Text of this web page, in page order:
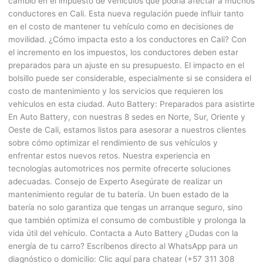
conductores en Cali. Esta nueva regulación puede influir tanto
en el costo de mantener tu vehículo como en decisiones de
movilidad. ¿Cómo impacta esto a los conductores en Cali? Con
el incremento en los impuestos, los conductores deben estar
preparados para un ajuste en su presupuesto. El impacto en el
bolsillo puede ser considerable, especialmente si se considera el
costo de mantenimiento y los servicios que requieren los
vehículos en esta ciudad. Auto Battery: Preparados para asistirte
En Auto Battery, con nuestras 8 sedes en Norte, Sur, Oriente y
Oeste de Cali, estamos listos para asesorar a nuestros clientes
sobre cómo optimizar el rendimiento de sus vehículos y
enfrentar estos nuevos retos. Nuestra experiencia en
tecnologías automotrices nos permite ofrecerte soluciones
adecuadas. Consejo de Experto Asegúrate de realizar un
mantenimiento regular de tu batería. Un buen estado de la
batería no solo garantiza que tengas un arranque seguro, sino
que también optimiza el consumo de combustible y prolonga la
vida útil del vehículo. Contacta a Auto Battery ¿Dudas con la
energía de tu carro? Escríbenos directo al WhatsApp para un
diagnóstico o domicilio: Clic aquí para chatear (+57 311 308